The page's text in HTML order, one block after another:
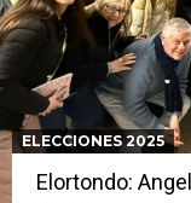
ELECCIONES 2025
Elortondo: